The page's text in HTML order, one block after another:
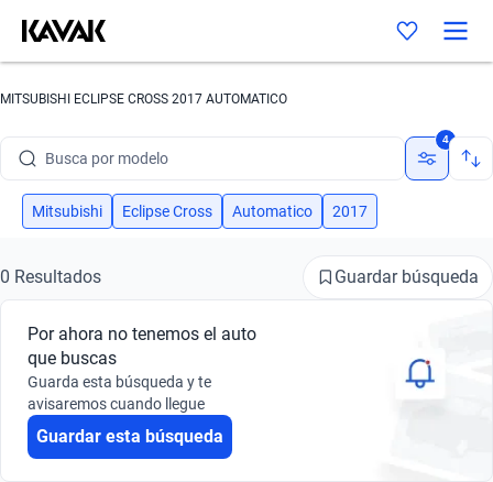
MITSUBISHI ECLIPSE CROSS 2017 AUTOMATICO
Busca por modelo
Busca por versión
Busca por marca
Busca por modelo
Busca por versión
4
Mitsubishi Eclipse Cross Automatico 2017
0 Resultados Guardar búsqueda
Por ahora no tenemos el auto
que buscas
Guarda esta búsqueda y te
avisaremos cuando llegue
Guardar esta búsqueda